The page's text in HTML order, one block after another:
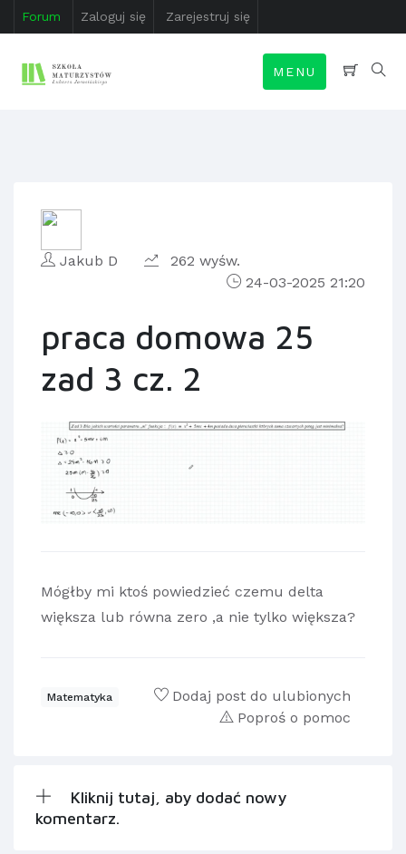
Forum Zaloguj się Zarejestruj się
MENU
Jakub D
262 wyśw.
24-03-2025 21:20
praca domowa 25
zad 3 cz. 2
Mógłby mi ktoś powiedzieć czemu delta
większa lub równa zero ,a nie tylko większa?
Matematyka
Dodaj post do ulubionych
Poproś o pomoc
Kliknij tutaj, aby dodać nowy
komentarz.